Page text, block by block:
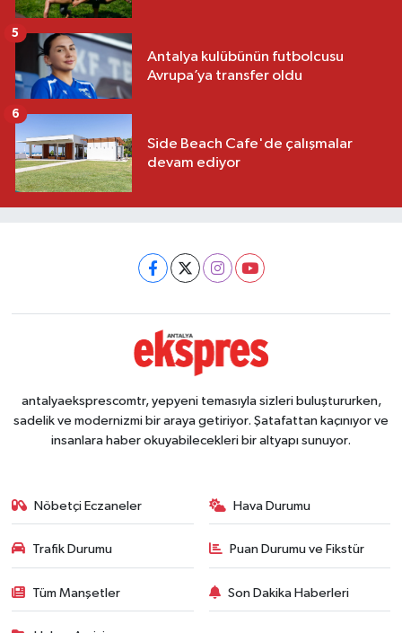
Antalya kulübünün futbolcusu
Avrupa’ya transfer oldu
5
Side Beach Cafe'de çalışmalar
devam ediyor
6
antalyaeksprescomtr, yepyeni temasıyla sizleri buluştururken,
sadelik ve modernizmi bir araya getiriyor. Şatafattan kaçınıyor ve
insanlara haber okuyabilecekleri bir altyapı sunuyor.
Nöbetçi Eczaneler Hava Durumu
Trafik Durumu Puan Durumu ve Fikstür
Tüm Manşetler Son Dakika Haberleri